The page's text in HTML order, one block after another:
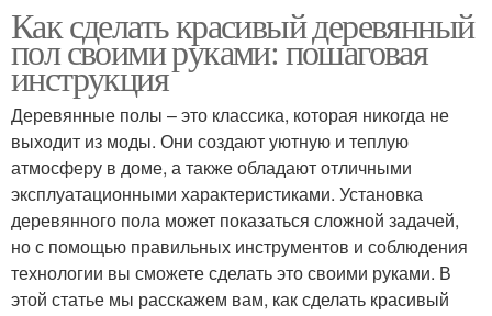
Как сделать красивый деревянный
пол своими руками: пошаговая
инструкция
Деревянные полы – это классика, которая никогда не
выходит из моды. Они создают уютную и теплую
атмосферу в доме, а также обладают отличными
эксплуатационными характеристиками. Установка
деревянного пола может показаться сложной задачей,
но с помощью правильных инструментов и соблюдения
технологии вы сможете сделать это своими руками. В
этой статье мы расскажем вам, как сделать красивый